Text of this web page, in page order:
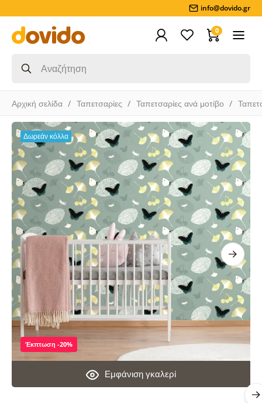
info@dovido.gr
0
Αρχική σελίδα Ταπετσαρίες Ταπετσαρίες ανά μοτίβο
Εμφάνιση γκαλερί
Έκπτωση -20%
Δωρεάν κόλλα